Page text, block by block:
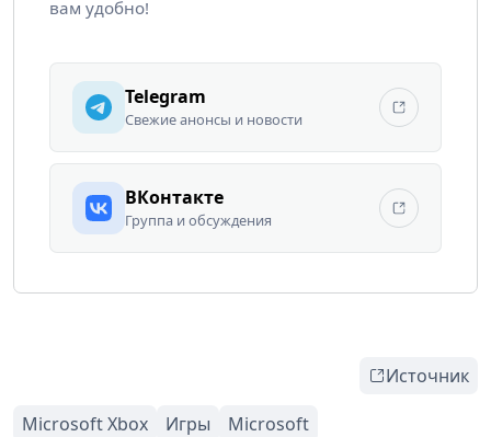
вам удобно!
Telegram
Свежие анонсы и новости
ВКонтакте
Группа и обсуждения
Источник